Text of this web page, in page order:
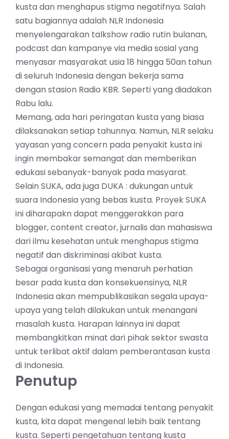
kusta dan menghapus stigma negatifnya. Salah
satu bagiannya adalah NLR Indonesia
menyelengarakan talkshow radio rutin bulanan,
podcast dan kampanye via media sosial yang
menyasar masyarakat usia 18 hingga 50an tahun
di seluruh Indonesia dengan bekerja sama
dengan stasion Radio KBR. Seperti yang diadakan
Rabu lalu.
Memang, ada hari peringatan kusta yang biasa
dilaksanakan setiap tahunnya. Namun, NLR selaku
yayasan yang concern pada penyakit kusta ini
ingin membakar semangat dan memberikan
edukasi sebanyak-banyak pada masyarat.
Selain SUKA, ada juga DUKA : dukungan untuk
suara Indonesia yang bebas kusta. Proyek SUKA
ini diharapakn dapat menggerakkan para
blogger, content creator, jurnalis dan mahasiswa
dari ilmu kesehatan untuk menghapus stigma
negatif dan diskriminasi akibat kusta.
Sebagai organisasi yang menaruh perhatian
besar pada kusta dan konsekuensinya, NLR
Indonesia akan mempublikasikan segala upaya-
upaya yang telah dilakukan untuk menangani
masalah kusta. Harapan lainnya ini dapat
membangkitkan minat dari pihak sektor swasta
untuk terlibat aktif dalam pemberantasan kusta
di Indonesia.
Penutup
Dengan edukasi yang memadai tentang penyakit
kusta, kita dapat mengenal lebih baik tentang
kusta. Seperti pengetahuan tentang kusta